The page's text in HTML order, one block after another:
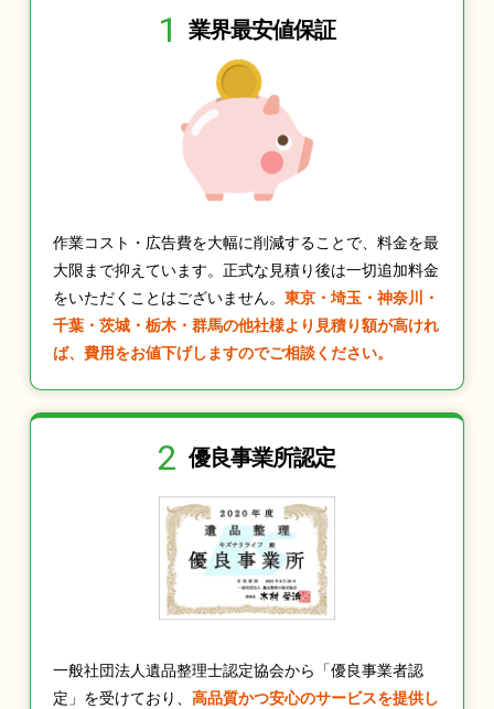
1 業界最安値保証
作業コスト・広告費を大幅に削減することで、料金を最
大限まで抑えています。正式な見積り後は一切追加料金
をいただくことはございません。 東京・埼玉・神奈川・
千葉・茨城・栃木・群馬の他社様より見積り額が高けれ
ば、費用をお値下げしますのでご相談ください。
2 優良事業所認定
一般社団法人遺品整理士認定協会から「優良事業者認
定」を受けており、 高品質かつ安心のサービスを提供し